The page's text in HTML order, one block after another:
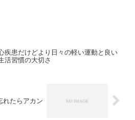
疾患だけどより日々の軽い運動と良い
活習慣の大切さ
れたらアカン